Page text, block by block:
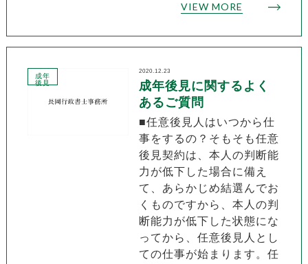
VIEW MORE
成年
後見
2020.12.23
成年後見に関するよく
あるご質問
■任意後見人はいつから仕
事をするの？そもそも任意
後見契約は、本人の判断能
力が低下した場合に備え
て、あらかじめ結選んでお
くものですから、本人の判
断能力が低下した状態にな
ってから、任意後見人とし
ての仕事が始まります。任